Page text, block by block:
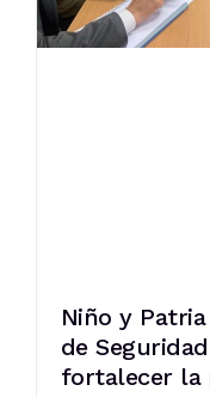
Niño y
de
fortalecer la